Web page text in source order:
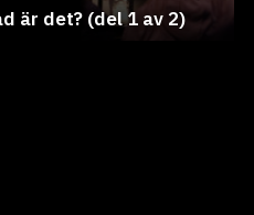
är det? (del 1 av 2)